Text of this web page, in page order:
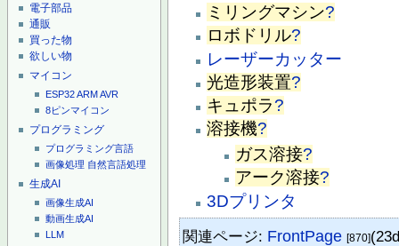
電子部品
通販
買った物
欲しい物
マイコン
ESP32ARMAVR
8ピンマイコン
プログラミング
プログラミング言語
画像処理 自然言語処理
生成AI
画像生成AI
動画生成AI
LLM
ミリングマシン?
ロボドリル?
レーザーカッター
光造形装置?
キュポラ?
溶接機?
ガス溶接?
アーク溶接?
3Dプリンタ
関連ページ: FrontPage [870]